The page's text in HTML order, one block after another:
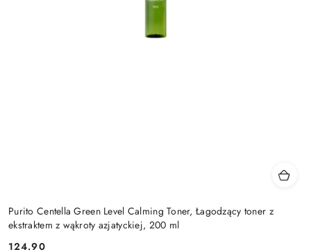
Purito Centella Green Level Calming Toner, Łagodzący toner z
ekstraktem z wąkroty azjatyckiej, 200 ml
124.90